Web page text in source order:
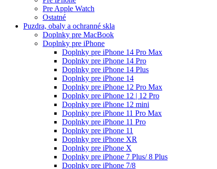
Pre Apple Watch
Ostatné
Puzdra, obaly a ochranné skla
Doplnky pre MacBook
Doplnky pre iPhone
Doplnky pre iPhone 14 Pro Max
Doplnky pre iPhone 14 Pro
Doplnky pre iPhone 14 Plus
Doplnky pre iPhone 14
Doplnky pre iPhone 12 Pro Max
Doplnky pre iPhone 12 | 12 Pro
Doplnky pre iPhone 12 mini
Doplnky pre iPhone 11 Pro Max
Doplnky pre iPhone 11 Pro
Doplnky pre iPhone 11
Doplnky pre iPhone XR
Doplnky pre iPhone X
Doplnky pre iPhone 7 Plus/ 8 Plus
Doplnky pre iPhone 7/8